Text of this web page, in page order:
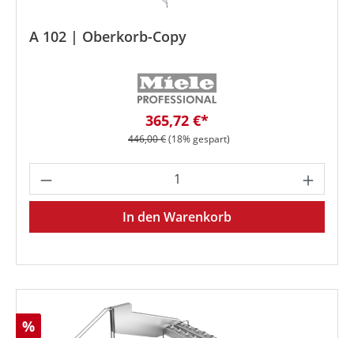
A 102 | Oberkorb-Copy
Verkaufspreis:
365,72 €*
Regulärer Preis:
446,00 €(18% gespart)
Produkt Anzahl: Gib den
In den Warenkorb
Rabatt
%